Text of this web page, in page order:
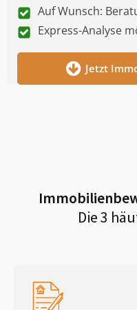
Auf Wunsch:
Express-Analyse
Jetzt
Die 3